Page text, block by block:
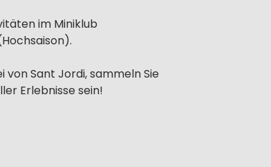
im Miniklub
von Sant Jordi, sammeln Sie
Erlebnisse sein!